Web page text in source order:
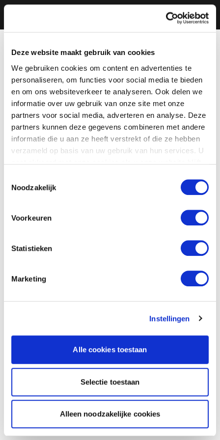
Deze website maakt gebruik van cookies
We gebruiken cookies om content en advertenties te
personaliseren, om functies voor social media te bieden
en om ons websiteverkeer te analyseren. Ook delen we
informatie over uw gebruik van onze site met onze
partners voor social media, adverteren en analyse. Deze
partners kunnen deze gegevens combineren met andere
informatie die u aan ze heeft verstrekt of die ze hebben
verzameld op basis van uw gebruik van hun services. U
Noodzakelijk
Voorkeuren
Statistieken
Marketing
Instellingen
Alle cookies toestaan
Selectie toestaan
Alleen noodzakelijke cookies